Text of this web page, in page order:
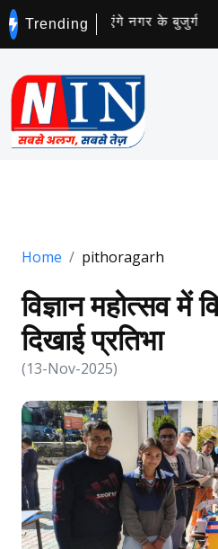
Trending
अभियान चलाएंगे नगर के बुजुर्ग
Home pithoragarh
विज्ञान महोत्सव में
दिखाई प्रतिभा
(13-Nov-2025)